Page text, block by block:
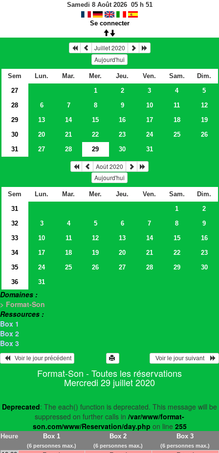
Samedi 8 Août 2026 05h 51
Se connecter
Juillet 2020
Aujourd'hui
Sem Lun. Mar. Mer. Jeu. Ven. Sam.
Dim.
27
1 2 3 4
5
28
6 7 8 9 10 11
12
29
13 14 15 16 17 18
19
30
20 21 22 23 24 25
26
31
27 28 29 30 31
Août 2020
Aujourd'hui
Sem Lun. Mar. Mer. Jeu. Ven. Sam.
Dim.
31
1
2
32
3 4 5 6 7 8
9
33
10 11 12 13 14 15
16
34
17 18 19 20 21 22
23
35
24 25 26 27 28 29
30
36
31
Domaines :
> Format-Son
Ressources :
Box 1
Box 2
Box 3
   Voir le jour précédent
  Voir le jour suivant
Format-Son - Toutes les réservations
Mercredi 29 juillet 2020
Deprecated: The each() function is deprecated. This message will be
suppressed on further calls in /var/www/format-
son.com/www/Reservation/day.php on line 255
Heure Box 1
(6 personnes max.)
Box 2
(6 personnes max.)
Box 3
(6 personnes max.)